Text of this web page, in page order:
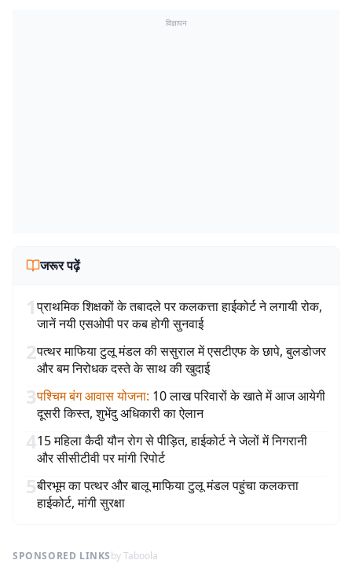
विज्ञापन
जरूर पढ़ें
1प्राथमिक शिक्षकों के तबादले पर कलकत्ता हाईकोर्ट ने लगायी रोक,
जानें नयी एसओपी पर कब होगी सुनवाई
2पत्थर माफिया टुलू मंडल की ससुराल में एसटीएफ के छापे, बुलडोजर
और बम निरोधक दस्ते के साथ की खुदाई
3पश्चिम बंग आवास योजना: 10 लाख परिवारों के खाते में आज आयेगी
दूसरी किस्त, शुभेंदु अधिकारी का ऐलान
415 महिला कैदी यौन रोग से पीड़ित, हाईकोर्ट ने जेलों में निगरानी
और सीसीटीवी पर मांगी रिपोर्ट
5बीरभूम का पत्थर और बालू माफिया टुलू मंडल पहुंचा कलकत्ता
हाईकोर्ट, मांगी सुरक्षा
SPONSORED LINKSby Taboola